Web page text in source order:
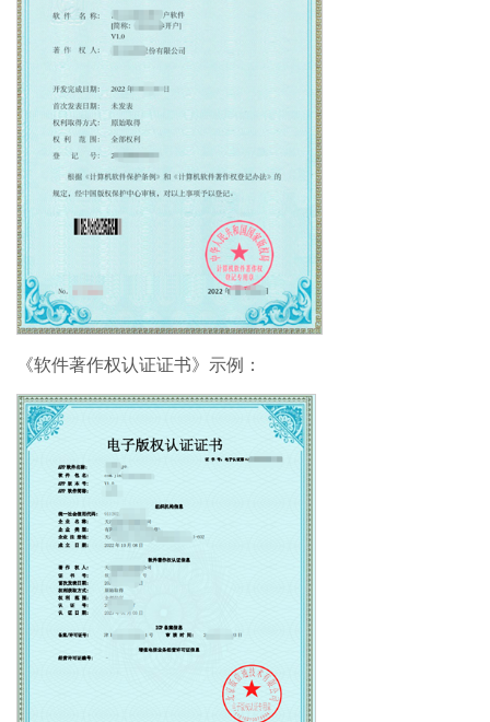
《软件著作权认证证书》示例：